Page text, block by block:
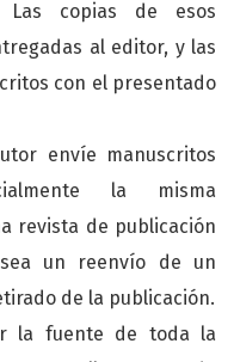
copias de esos
al editor, y las
con el presentado
envíe manuscritos
la misma
revista de publicación
un reenvío de un
de la publicación.
la fuente de toda la